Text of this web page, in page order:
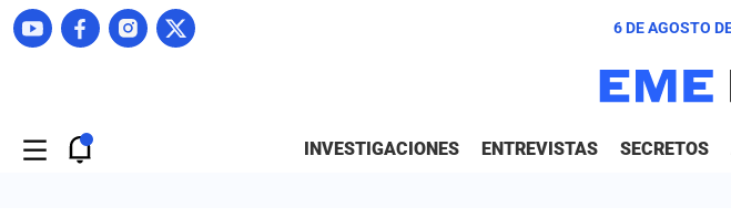
6 DE AGOSTO
INVESTIGACIONES ENTREVISTAS SECRETOS